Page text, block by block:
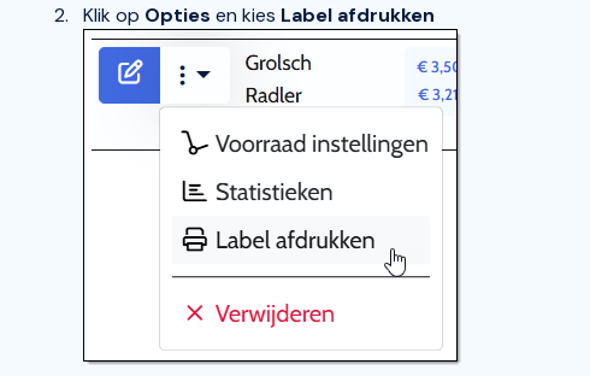
Klik op Opties en kies Label afdrukken